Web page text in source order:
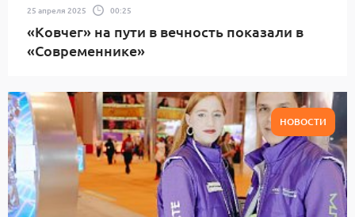
25 апреля 2025 00:25
«Ковчег» на пути в вечность показали в
«Современнике»
НОВОСТИ